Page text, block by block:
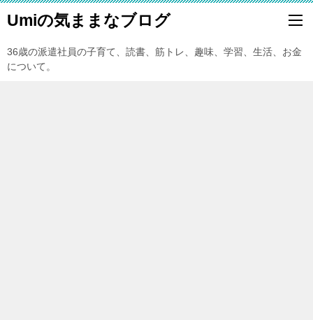
Umiの気ままなブログ
36歳の派遣社員の子育て、読書、筋トレ、趣味、学習、生活、お金
について。